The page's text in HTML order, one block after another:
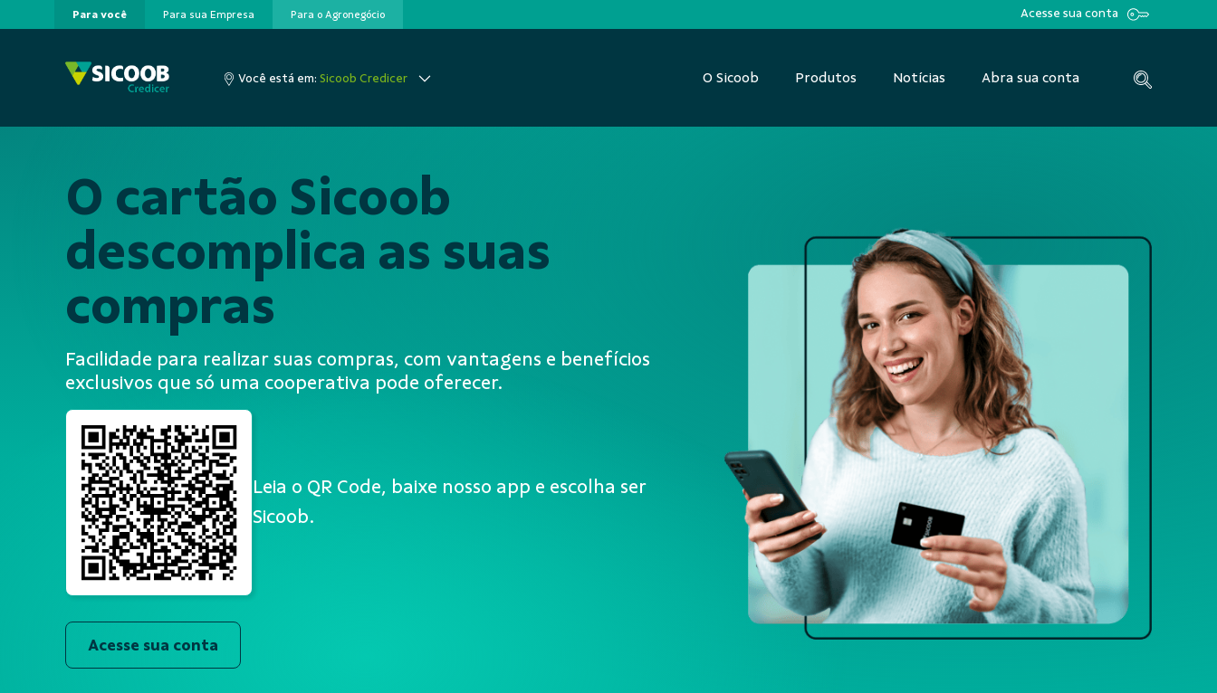
Pular para o Conteúdo principal
Para você Para sua Empresa Para o Agronegócio Acesse sua conta
Você está em:Sicoob Credicer O Sicoob Produtos Notícias Abra sua conta
O cartão Sicoob
descomplica as suas
compras
Facilidade para realizar suas compras, com vantagens e benefícios
exclusivos que só uma cooperativa pode oferecer.
Leia o QR Code, baixe nosso app e escolha ser
Sicoob.
Acesse sua conta